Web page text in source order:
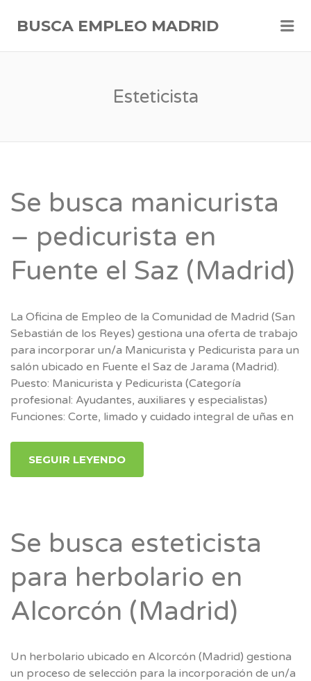
BUSCA EMPLEO MADRID
Esteticista
Se busca manicurista
– pedicurista en
Fuente el Saz (Madrid)
La Oficina de Empleo de la Comunidad de Madrid (San
Sebastián de los Reyes) gestiona una oferta de trabajo
para incorporar un/a Manicurista y Pedicurista para un
salón ubicado en Fuente el Saz de Jarama (Madrid).
Puesto: Manicurista y Pedicurista (Categoría
profesional: Ayudantes, auxiliares y especialistas)
Funciones: Corte, limado y cuidado integral de uñas en
SEGUIR LEYENDO
Se busca esteticista
para herbolario en
Alcorcón (Madrid)
Un herbolario ubicado en Alcorcón (Madrid) gestiona
un proceso de selección para la incorporación de un/a